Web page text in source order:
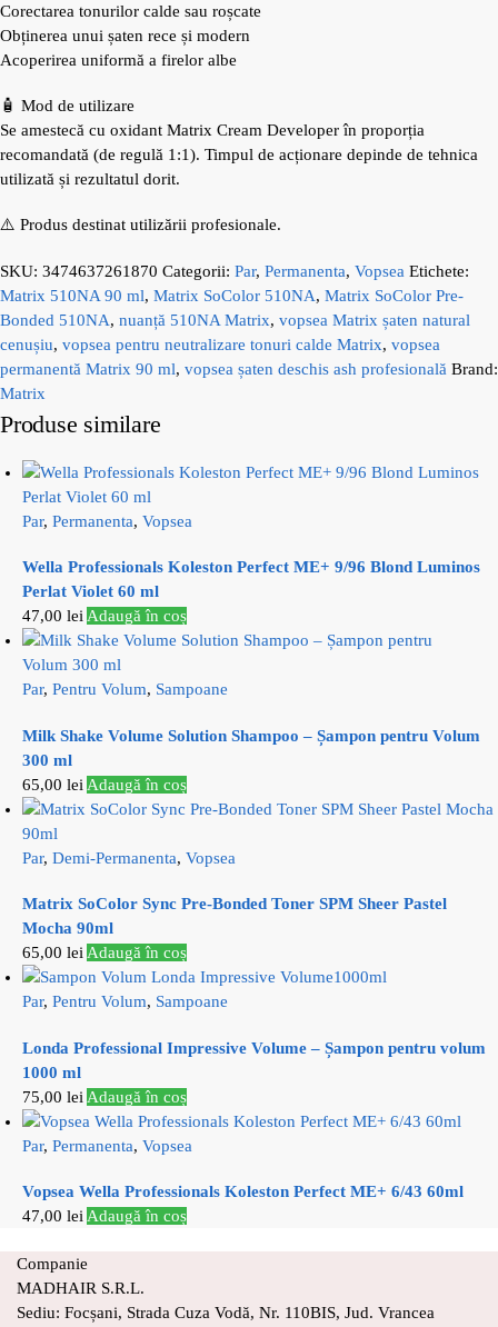
Corectarea tonurilor calde sau roșcate
Obținerea unui șaten rece și modern
Acoperirea uniformă a firelor albe
🧴 Mod de utilizare
Se amestecă cu oxidant Matrix Cream Developer în proporția
recomandată (de regulă 1:1). Timpul de acționare depinde de tehnica
utilizată și rezultatul dorit.
⚠️ Produs destinat utilizării profesionale.
SKU: 3474637261870 Categorii: Par, Permanenta, Vopsea Etichete:
Matrix 510NA 90 ml, Matrix SoColor 510NA, Matrix SoColor Pre-
Bonded 510NA, nuanță 510NA Matrix, vopsea Matrix șaten natural
cenușiu, vopsea pentru neutralizare tonuri calde Matrix, vopsea
permanentă Matrix 90 ml, vopsea șaten deschis ash profesională Brand:
Matrix
Produse similare
Par, Permanenta, Vopsea
Wella Professionals Koleston Perfect ME+ 9/96 Blond Luminos
Perlat Violet 60 ml
47,00 leiAdaugă în coș
Par, Pentru Volum, Sampoane
Milk Shake Volume Solution Shampoo – Șampon pentru Volum
300 ml
65,00 lei Adaugă în coș
Par, Demi-Permanenta, Vopsea
Matrix SoColor Sync Pre-Bonded Toner SPM Sheer Pastel
Mocha 90ml
65,00 leiAdaugă în coș
Par, Pentru Volum, Sampoane
Londa Professional Impressive Volume – Șampon pentru volum
1000 ml
75,00 lei Adaugă în coș
Par, Permanenta, Vopsea
Vopsea Wella Professionals Koleston Perfect ME+ 6/43 60ml
47,00 lei Adaugă în coș
Companie
MADHAIR S.R.L.
Sediu: Focșani, Strada Cuza Vodă, Nr. 110BIS, Jud. Vrancea